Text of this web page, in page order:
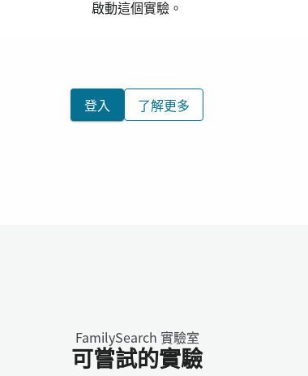
啟動這個實驗。
登入 了解更多
FamilySearch 實驗室
可嘗試的實驗